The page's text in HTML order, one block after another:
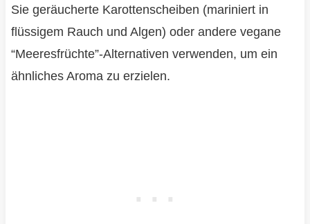
Sie geräucherte Karottenscheiben (mariniert in
flüssigem Rauch und Algen) oder andere vegane
“Meeresfrüchte”-Alternativen verwenden, um ein
ähnliches Aroma zu erzielen.